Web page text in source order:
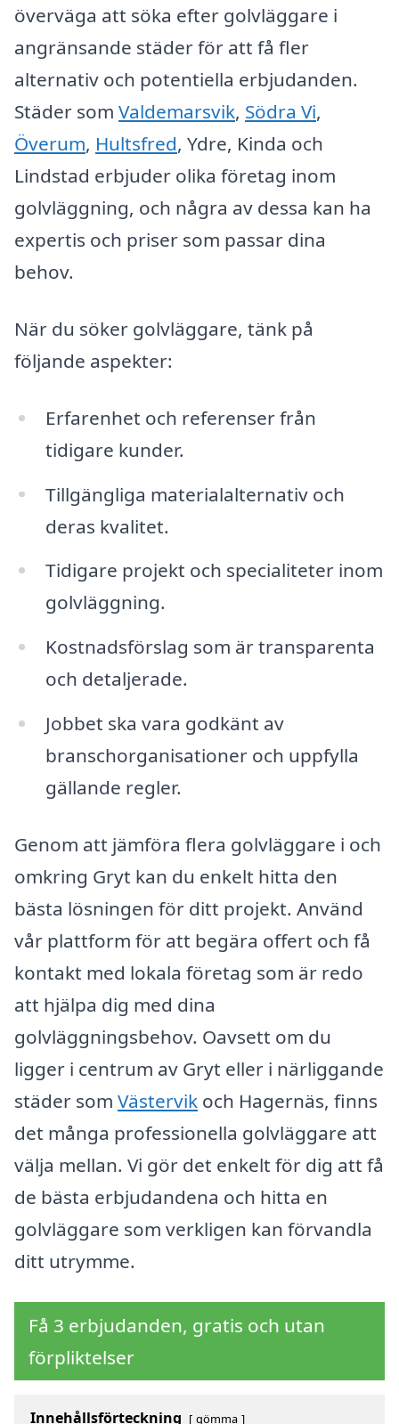
överväga att söka efter golvläggare i
angränsande städer för att få fler
alternativ och potentiella erbjudanden.
Städer som Valdemarsvik, Södra Vi,
Överum, Hultsfred, Ydre, Kinda och
Lindstad erbjuder olika företag inom
golvläggning, och några av dessa kan ha
expertis och priser som passar dina
behov.
När du söker golvläggare, tänk på
följande aspekter:
Erfarenhet och referenser från
tidigare kunder.
Tillgängliga materialalternativ och
deras kvalitet.
Tidigare projekt och specialiteter inom
golvläggning.
Kostnadsförslag som är transparenta
och detaljerade.
Jobbet ska vara godkänt av
branschorganisationer och uppfylla
gällande regler.
Genom att jämföra flera golvläggare i och
omkring Gryt kan du enkelt hitta den
bästa lösningen för ditt projekt. Använd
vår plattform för att begära offert och få
kontakt med lokala företag som är redo
att hjälpa dig med dina
golvläggningsbehov. Oavsett om du
ligger i centrum av Gryt eller i närliggande
städer som Västervik och Hagernäs, finns
det många professionella golvläggare att
välja mellan. Vi gör det enkelt för dig att få
de bästa erbjudandena och hitta en
golvläggare som verkligen kan förvandla
ditt utrymme.
Få 3 erbjudanden, gratis och utan
förpliktelser
Innehållsförteckning gömma